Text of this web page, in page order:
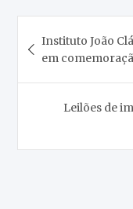
de
Post
Instituto João
em
Leilões de